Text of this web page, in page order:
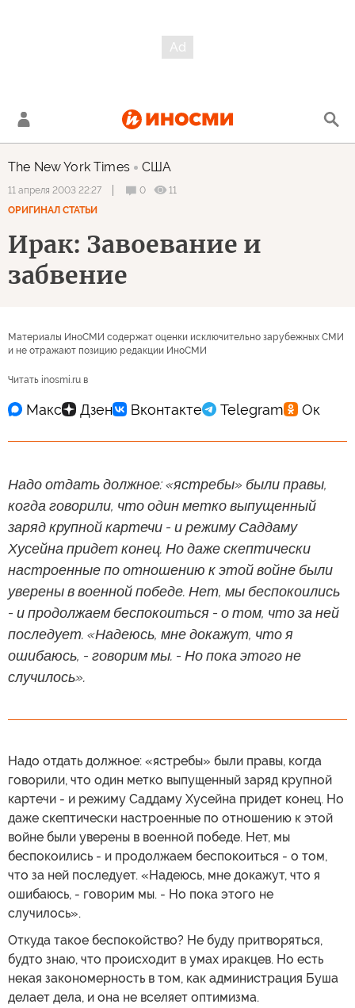
The New York Times США
11 апреля 2003 22:27 0
11
ОРИГИНАЛ СТАТЬИ
Ирак: Завоевание и
забвение
Материалы ИноСМИ содержат оценки исключительно зарубежных СМИ
и не отражают позицию редакции ИноСМИ
Читать inosmi.ru в
Надо отдать должное: «ястребы» были правы,
когда говорили, что один метко выпущенный
заряд крупной картечи - и режиму Саддаму
Хусейна придет конец. Но даже скептически
настроенные по отношению к этой войне были
уверены в военной победе. Нет, мы беспокоились
- и продолжаем беспокоиться - о том, что за ней
последует. «Надеюсь, мне докажут, что я
ошибаюсь, - говорим мы. - Но пока этого не
случилось».
Надо отдать должное: «ястребы» были правы, когда
говорили, что один метко выпущенный заряд крупной
картечи - и режиму Саддаму Хусейна придет конец. Но
даже скептически настроенные по отношению к этой
войне были уверены в военной победе. Нет, мы
беспокоились - и продолжаем беспокоиться - о том,
что за ней последует. «Надеюсь, мне докажут, что я
ошибаюсь, - говорим мы. - Но пока этого не
случилось».
Откуда такое беспокойство? Не буду притворяться,
будто знаю, что происходит в умах иракцев. Но есть
некая закономерность в том, как администрация Буша
делает дела, и она не вселяет оптимизма.